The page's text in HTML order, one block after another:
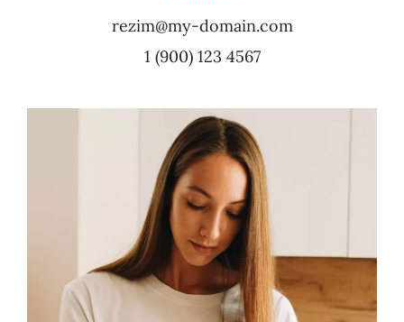
rezim@my-domain.com
1 (900) 123 4567